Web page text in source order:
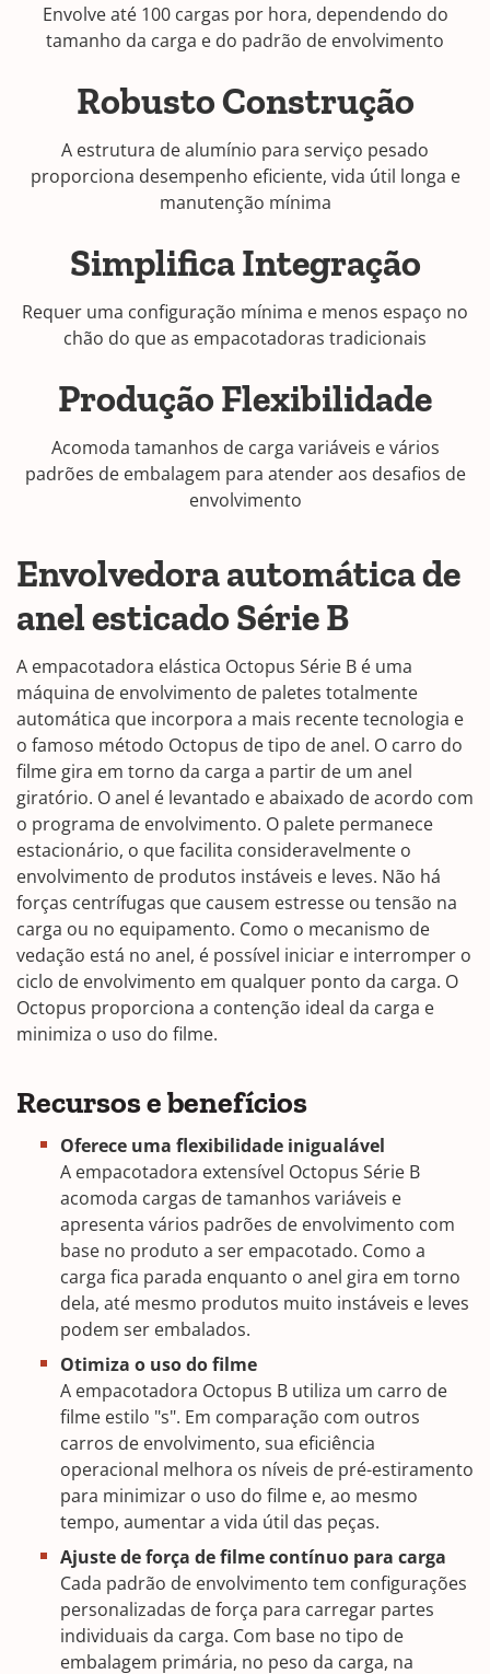
Envolve até 100 cargas por hora, dependendo do
tamanho da carga e do padrão de envolvimento
Robusto Construção
A estrutura de alumínio para serviço pesado
proporciona desempenho eficiente, vida útil longa e
manutenção mínima
Simplifica Integração
Requer uma configuração mínima e menos espaço no
chão do que as empacotadoras tradicionais
Produção Flexibilidade
Acomoda tamanhos de carga variáveis e vários
padrões de embalagem para atender aos desafios de
envolvimento
Envolvedora automática de
anel esticado Série B
A empacotadora elástica Octopus Série B é uma
máquina de envolvimento de paletes totalmente
automática que incorpora a mais recente tecnologia e
o famoso método Octopus de tipo de anel. O carro do
filme gira em torno da carga a partir de um anel
giratório. O anel é levantado e abaixado de acordo com
o programa de envolvimento. O palete permanece
estacionário, o que facilita consideravelmente o
envolvimento de produtos instáveis e leves. Não há
forças centrífugas que causem estresse ou tensão na
carga ou no equipamento. Como o mecanismo de
vedação está no anel, é possível iniciar e interromper o
ciclo de envolvimento em qualquer ponto da carga. O
Octopus proporciona a contenção ideal da carga e
minimiza o uso do filme.
Recursos e benefícios
Oferece uma flexibilidade inigualável
A empacotadora extensível Octopus Série B
acomoda cargas de tamanhos variáveis e
apresenta vários padrões de envolvimento com
base no produto a ser empacotado. Como a
carga fica parada enquanto o anel gira em torno
dela, até mesmo produtos muito instáveis e leves
podem ser embalados.
Otimiza o uso do filme
A empacotadora Octopus B utiliza um carro de
filme estilo "s". Em comparação com outros
carros de envolvimento, sua eficiência
operacional melhora os níveis de pré-estiramento
para minimizar o uso do filme e, ao mesmo
tempo, aumentar a vida útil das peças.
Ajuste de força de filme contínuo para carga
Cada padrão de envolvimento tem configurações
personalizadas de força para carregar partes
individuais da carga. Com base no tipo de
embalagem primária, no peso da carga, na